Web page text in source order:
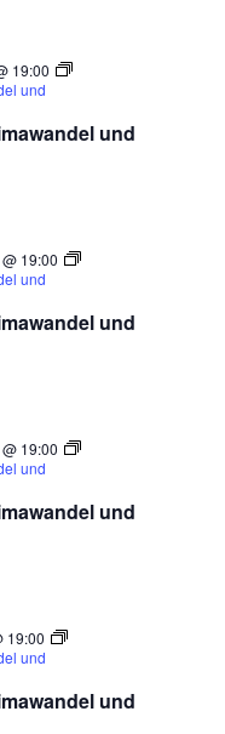
und
19:00
und
und
19:00
und
und
19:00
und
und
19:00
und